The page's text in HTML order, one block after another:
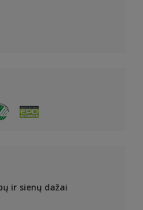
ir sienų dažai